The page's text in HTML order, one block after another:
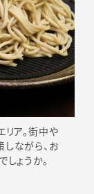
ア。街中や
ながら、お
ょうか。